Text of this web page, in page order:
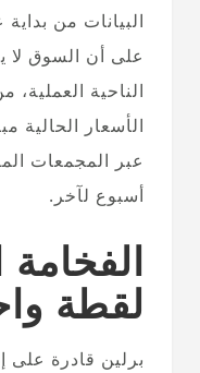
على أن السوق لا
الناحية
الأسعار الحالية
عبر المجمعات
أسبوع لآخر.
الفخامة
لقطة
برلين قادرة على